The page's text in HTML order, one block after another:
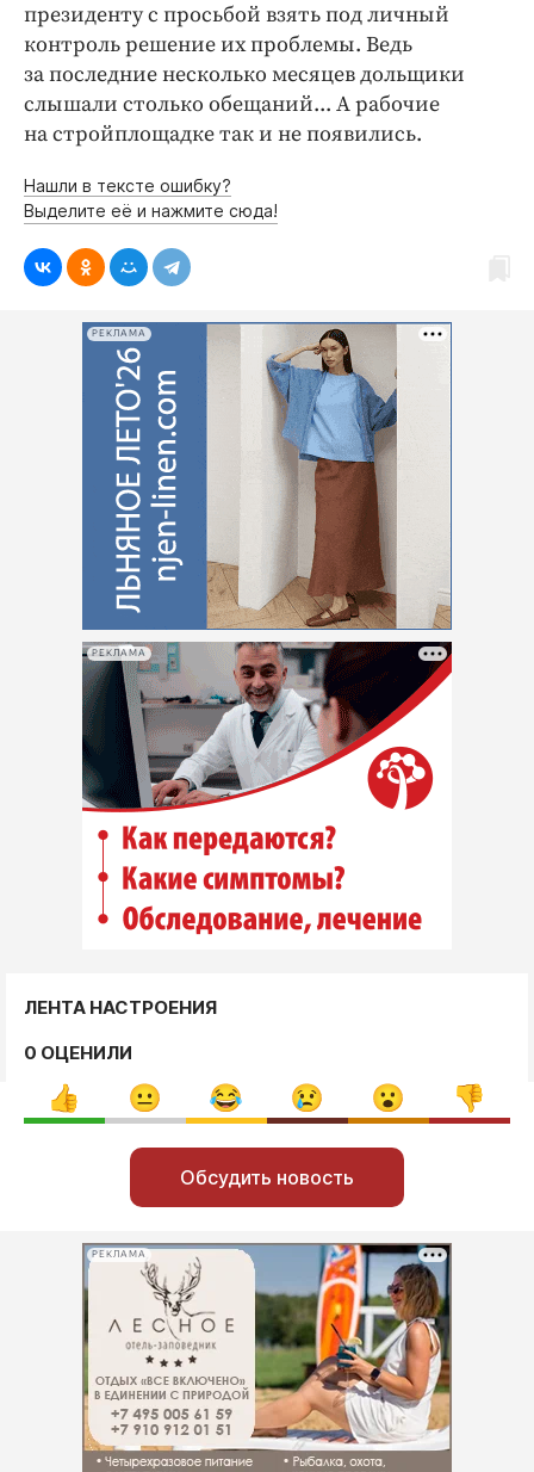
президенту с просьбой взять под личный
контроль решение их проблемы. Ведь
за последние несколько месяцев дольщики
слышали столько обещаний... А рабочие
на стройплощадке так и не появились.
Нашли в тексте ошибку?
Выделите её и нажмите сюда!
РЕКЛАМА
РЕКЛАМА
ЛЕНТА НАСТРОЕНИЯ
0 ОЦЕНИЛИ
Обсудить новость
РЕКЛАМА